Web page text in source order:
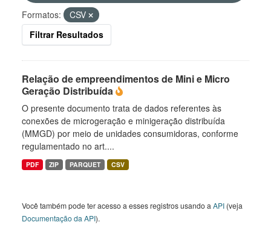
Formatos:
CSV
Filtrar Resultados
Relação de empreendimentos de Mini e Micro
Geração Distribuída
O presente documento trata de dados referentes às
conexões de microgeração e minigeração distribuída
(MMGD) por meio de unidades consumidoras, conforme
regulamentado no art....
PDF ZIP PARQUET CSV
Você também pode ter acesso a esses registros usando a API (veja
Documentação da API).